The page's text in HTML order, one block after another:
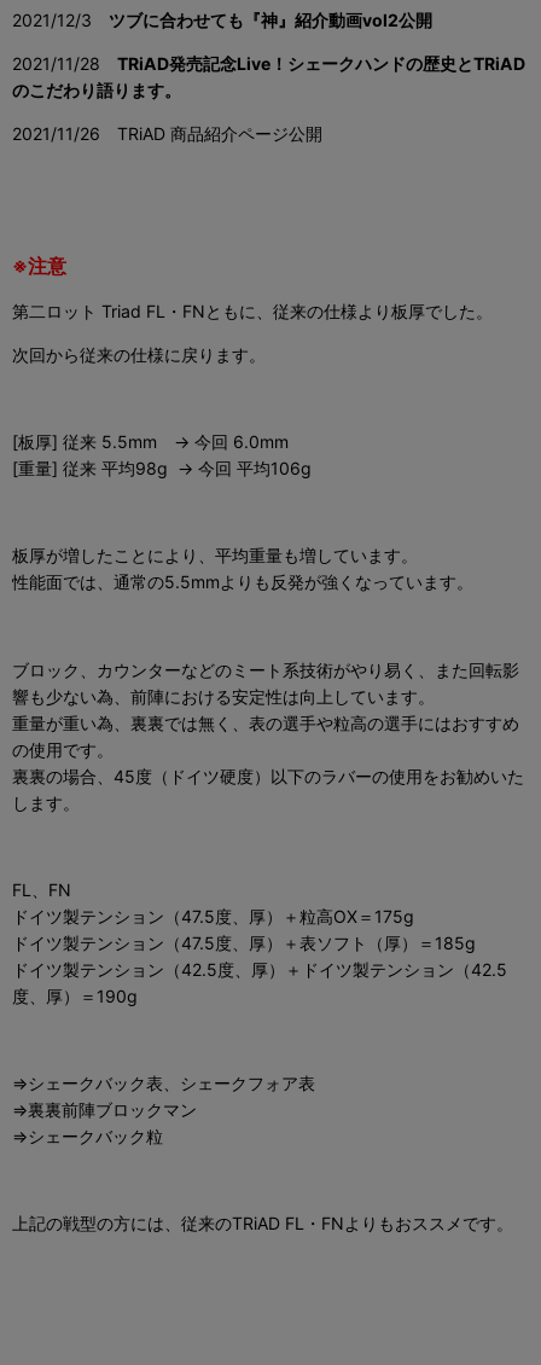
2021/12/3 ツブに合わせても『神』紹介動画vol2公開
2021/11/28 TRiAD発売記念Live！シェークハンドの歴史とTRiAD
のこだわり語ります。
2021/11/26 TRiAD 商品紹介ページ公開
※注意
第二ロット Triad FL・FNともに、従来の仕様より板厚でした。
次回から従来の仕様に戻ります。
[板厚] 従来 5.5mm → 今回 6.0mm
[重量] 従来 平均98g → 今回 平均106g
板厚が増したことにより、平均重量も増しています。
性能面では、通常の5.5mmよりも反発が強くなっています。
ブロック、カウンターなどのミート系技術がやり易く、また回転影
響も少ない為、前陣における安定性は向上しています。
重量が重い為、裏裏では無く、表の選手や粒高の選手にはおすすめ
の使用です。
裏裏の場合、45度（ドイツ硬度）以下のラバーの使用をお勧めいた
します。
FL、FN
ドイツ製テンション（47.5度、厚）＋粒高OX＝175g
ドイツ製テンション（47.5度、厚）＋表ソフト（厚）＝185g
ドイツ製テンション（42.5度、厚）＋ドイツ製テンション（42.5
度、厚）＝190g
⇒シェークバック表、シェークフォア表
⇒裏裏前陣ブロックマン
⇒シェークバック粒
上記の戦型の方には、従来のTRiAD FL・FNよりもおススメです。